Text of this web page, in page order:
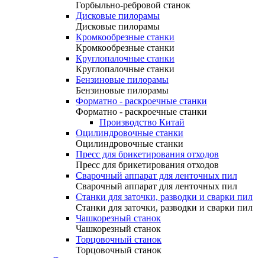
Горбыльно-ребровой станок
Дисковые пилорамы
Дисковые пилорамы
Кромкообрезные станки
Кромкообрезные станки
Круглопалочные станки
Круглопалочные станки
Бензиновые пилорамы
Бензиновые пилорамы
Форматно - раскроечные станки
Форматно - раскроечные станки
Производство Китай
Оцилиндровочные станки
Оцилиндровочные станки
Пресс для брикетирования отходов
Пресс для брикетирования отходов
Сварочный аппарат для ленточных пил
Сварочный аппарат для ленточных пил
Станки для заточки, разводки и сварки пил
Станки для заточки, разводки и сварки пил
Чашкорезный станок
Чашкорезный станок
Торцовочный станок
Торцовочный станок